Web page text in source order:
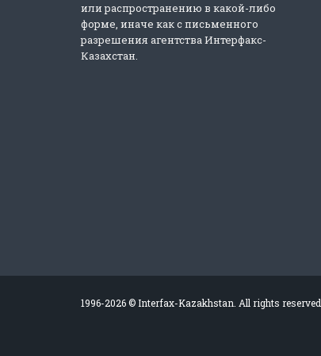
или распространению в какой-либо
форме, иначе как с письменного
разрешения агентства Интерфакс-
Казахстан.
1996-2026 © Interfax-Kazakhstan. All rights reserved.